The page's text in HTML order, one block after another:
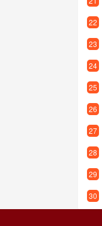
22
23
24
25
26
27
28
29
30